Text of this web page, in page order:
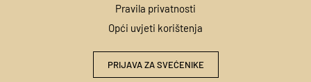
Pravila privatnosti
Opći uvjeti korištenja
PRIJAVA ZA SVEĆENIKE